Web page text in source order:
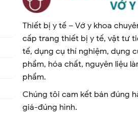
Thiết bị y tế – Vớ y khoa
cấp trang thiết bị y tế, vật tư
tế, dụng cụ thí nghiệm, dụng
phẩm, hóa chất, nguyên liệu
phẩm.
Chúng tôi cam kết bán đúng
giá-đúng hình.